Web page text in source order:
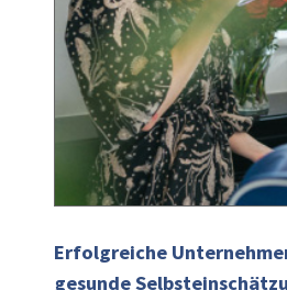
Erfolgreiche
gesunde